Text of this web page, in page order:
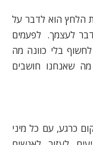
הלחץ הוא לדבר על
לעצמך. לפעמים
בלי כוונה מה
שאנחנו חושבים
כרגע, עם כל מיני